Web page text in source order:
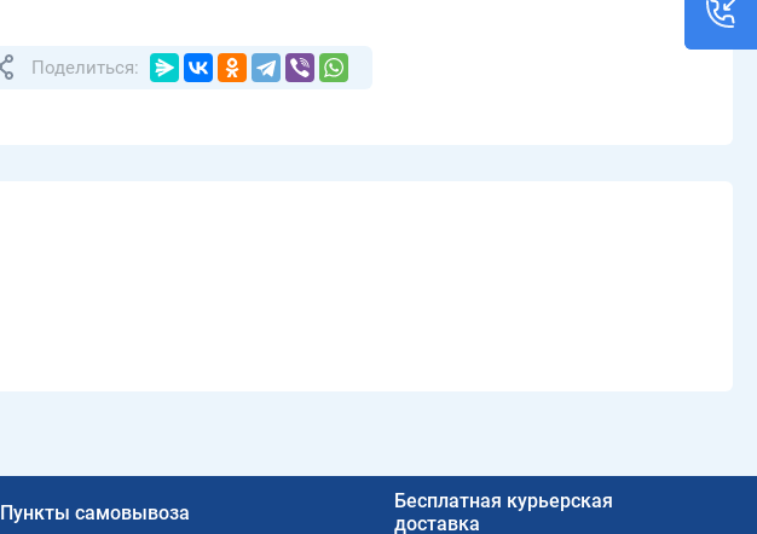
Поделиться:
Пункты самовывоза
Бесплатная курьерская
доставка